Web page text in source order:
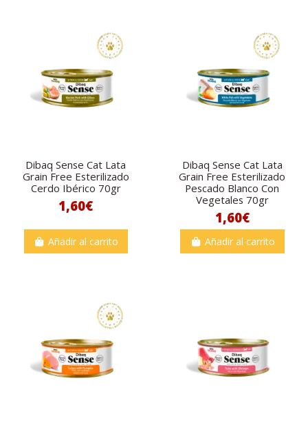
Dibaq Sense Cat Lata
Grain Free Esterilizado
Cerdo Ibérico 70gr
1,60€
Añadir al carrito
Dibaq Sense Cat Lata
Grain Free Esterilizado
Pescado Blanco Con
Vegetales 70gr
1,60€
Añadir al carrito